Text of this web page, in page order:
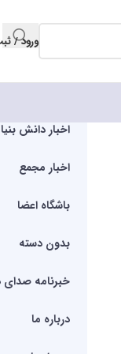
ورود /
اخبار دانش
اخبار مجمع
باشگاه اعضا
بدون دسته
خبرنامه صدای
درباره ما